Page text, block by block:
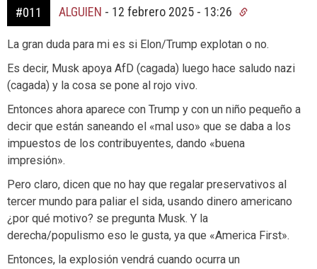
#011 ALGUIEN - 12 febrero 2025 - 13:26
La gran duda para mi es si Elon/Trump explotan o no.
Es decir, Musk apoya AfD (cagada) luego hace saludo nazi
(cagada) y la cosa se pone al rojo vivo.
Entonces ahora aparece con Trump y con un niño pequeño a
decir que están saneando el «mal uso» que se daba a los
impuestos de los contribuyentes, dando «buena
impresión».
Pero claro, dicen que no hay que regalar preservativos al
tercer mundo para paliar el sida, usando dinero americano
¿por qué motivo? se pregunta Musk. Y la
derecha/populismo eso le gusta, ya que «America First».
Entonces, la explosión vendrá cuando ocurra un